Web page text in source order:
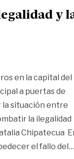
y
en la capital del
a puertas de
la situación entre
la ilegalidad
Chipatecua
el fallo del …